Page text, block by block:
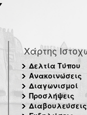
Χάρτης
Δελτία Τύπου
Ανακοινώσεις
Διαγωνισμοί
Προσλήψεις
Διαβουλεύσεις